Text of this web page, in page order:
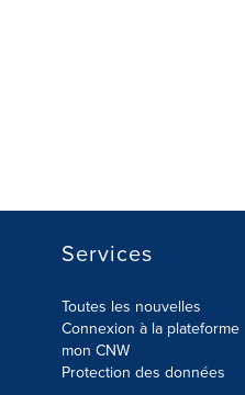
Services
Toutes les nouvelles
Connexion à la plateforme
mon CNW
Protection des données